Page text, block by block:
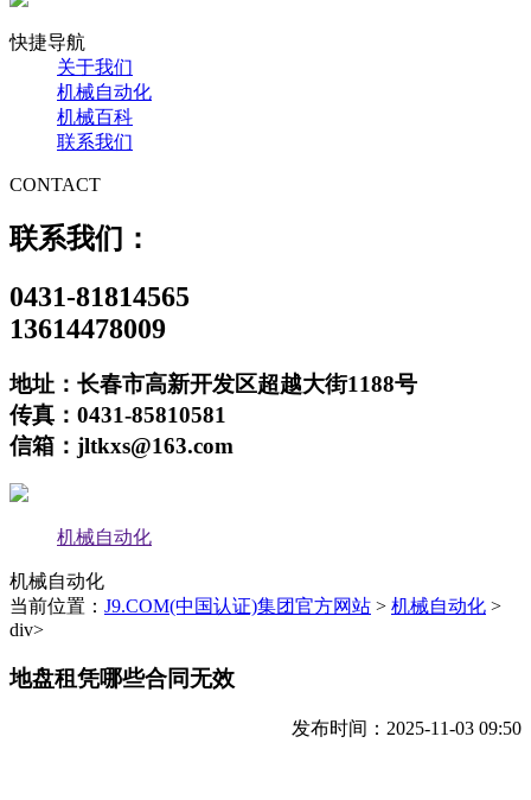
快捷导航
关于我们
机械自动化
机械百科
联系我们
CONTACT
联系我们：
0431-81814565
13614478009
地址：长春市高新开发区超越大街1188号
传真：0431-85810581
信箱：jltkxs@163.com
机械自动化
机械自动化
当前位置： J9.COM(中国认证)集团官方网站 > 机械自动化 >
div>
地盘租凭哪些合同无效
发布时间：2025-11-03 09:50